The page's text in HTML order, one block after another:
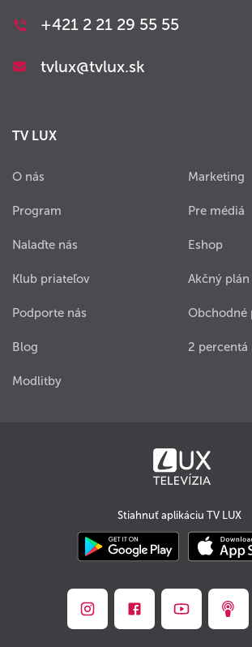
+421 2 21 29 55 55
tvlux@tvlux.sk
TV LUX
O nás
Program
Nalaďte nás
Klub priateľov
Podporte nás
Blog
Modlitby
Marketing
Pre médiá
Eshop
Akčný plán
Obchodné
2 percentá
Stiahnuť aplikáciu TV LUX